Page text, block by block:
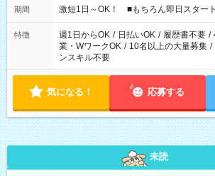
期間 激短1日～OK！ ■もちろん即日スター
特徴 週1日からOK / 日払いOK / 履歴書不要 /
業・WワークOK / 10名以上の大量募集 /
ンスキル不要
気になる！ 応募する
未読